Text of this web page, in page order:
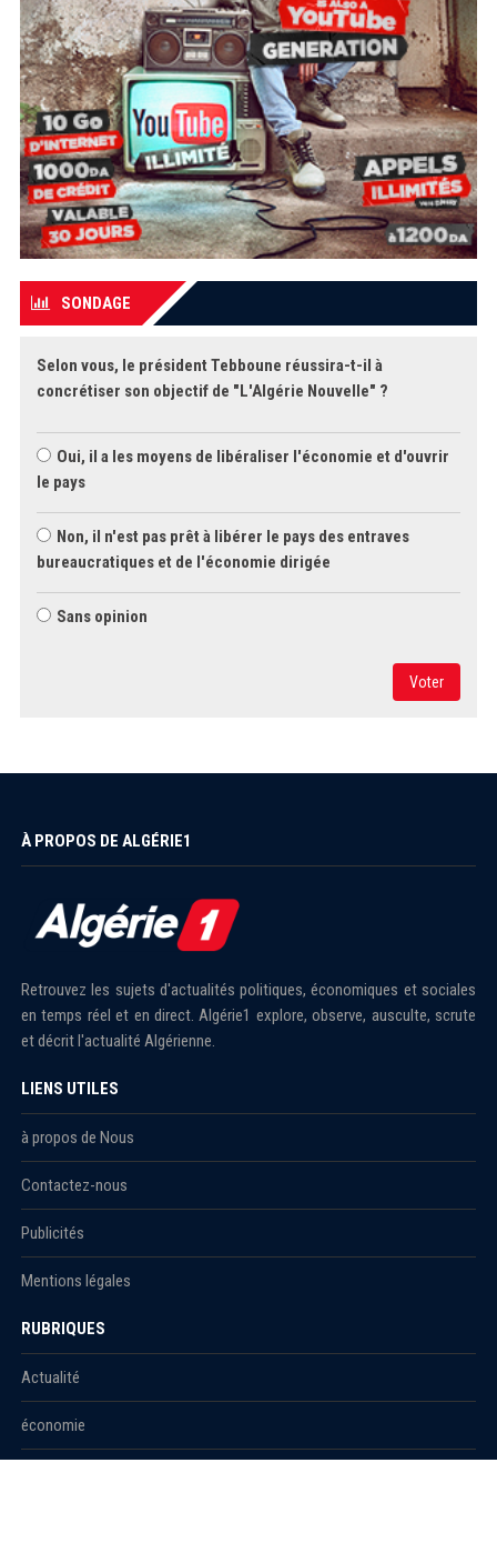
SONDAGE
Selon vous, le président Tebboune réussira-t-il à
concrétiser son objectif de "L'Algérie Nouvelle" ?
Oui, il a les moyens de libéraliser l'économie et d'ouvrir
le pays
Non, il n'est pas prêt à libérer le pays des entraves
bureaucratiques et de l'économie dirigée
Sans opinion
Voter
À PROPOS DE ALGÉRIE1
Retrouvez les sujets d'actualités politiques, économiques et sociales
en temps réel et en direct. Algérie1 explore, observe, ausculte, scrute
et décrit l'actualité Algérienne.
LIENS UTILES
à propos de Nous
Contactez-nous
Publicités
Mentions légales
RUBRIQUES
Actualité
économie